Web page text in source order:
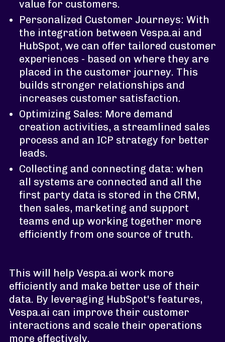
value for customers.
Personalized Customer Journeys: With
the integration between Vespa.ai and
HubSpot, we can offer tailored customer
experiences - based on where they are
placed in the customer journey. This
builds stronger relationships and
increases customer satisfaction.
Optimizing Sales: More demand
creation activities, a streamlined sales
process and an ICP strategy for better
leads.
Collecting and connecting data: when
all systems are connected and all the
first party data is stored in the CRM,
then sales, marketing and support
teams end up working together more
efficiently from one source of truth.
This will help Vespa.ai work more
efficiently and make better use of their
data. By leveraging HubSpot's features,
Vespa.ai can improve their customer
interactions and scale their operations
more effectively.